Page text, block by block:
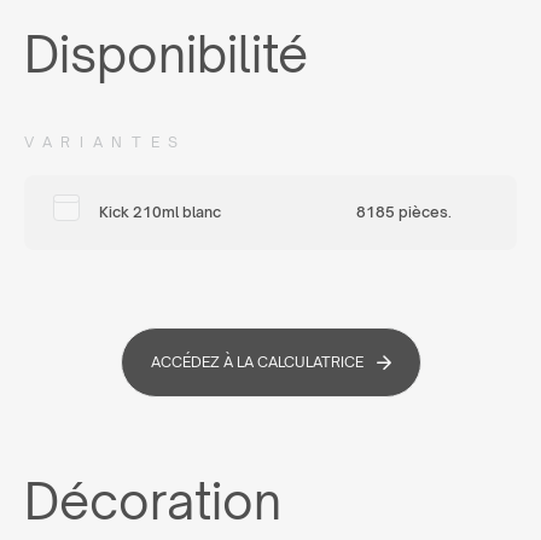
Disponibilité
VARIANTES
Kick 210ml blanc 8185 pièces.
ACCÉDEZ À LA CALCULATRICE
Décoration